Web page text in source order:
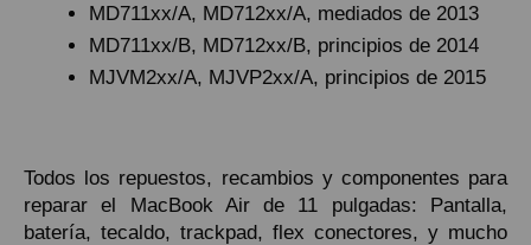
MD711xx/A, MD712xx/A, mediados de 2013
MD711xx/B, MD712xx/B, principios de 2014
MJVM2xx/A, MJVP2xx/A, principios de 2015
Todos los repuestos, recambios y componentes para
reparar el MacBook Air de 11 pulgadas: Pantalla,
batería, tecaldo, trackpad, flex conectores, y mucho